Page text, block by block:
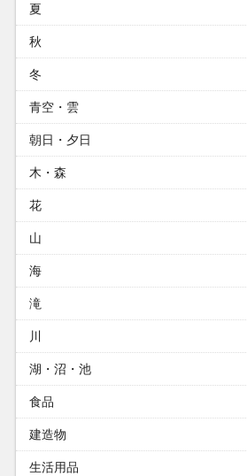
夏
秋
冬
青空・雲
朝日・夕日
木・森
花
山
海
滝
川
湖・沼・池
食品
建造物
生活用品